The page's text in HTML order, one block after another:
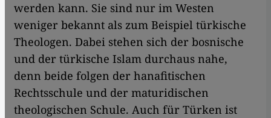
werden kann. Sie sind nur im Westen
weniger bekannt als zum Beispiel türkische
Theologen. Dabei stehen sich der bosnische
und der türkische Islam durchaus nahe,
denn beide folgen der hanafitischen
Rechtsschule und der maturidischen
theologischen Schule. Auch für Türken ist